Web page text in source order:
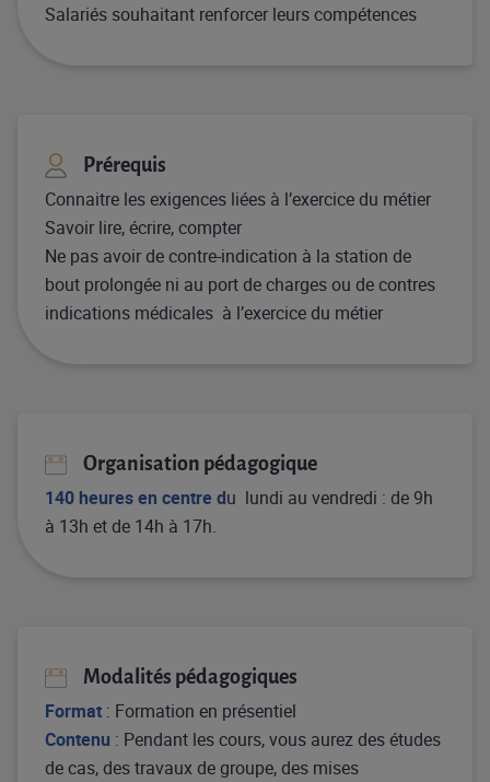
Salariés souhaitant renforcer leurs compétences
Prérequis​
Connaitre les exigences liées à l’exercice du métier ​
Savoir lire, écrire, compter ​
Ne pas avoir de contre-indication à la station de
bout prolongée ni au port de charges ou de contres
indications médicales à l’exercice du métier
Organisation pédagogique​
140 heuresen centre du lundi au vendredi : de 9h
à 13h et de 14h à 17h.
Modalités pédagogiques ​
Format :​ Formation en présentiel
Contenu :​ Pendant les cours, vous aurez des études
de cas, des travaux de groupe, des mises